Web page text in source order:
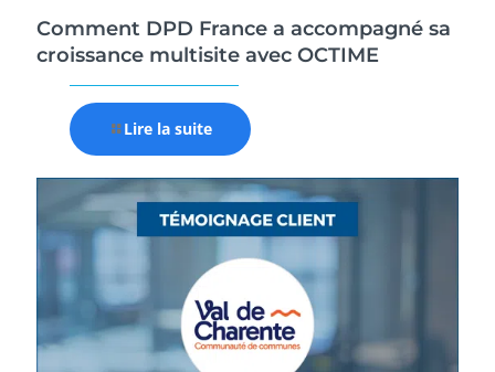
Comment DPD France a accompagné sa
croissance multisite avec OCTIME
Lire la suite